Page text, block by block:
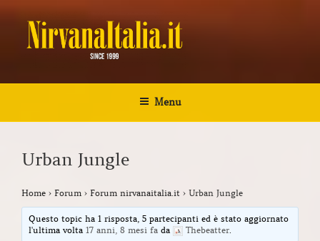
contenuto
NIRVANA ITALIA
Menu
Urban Jungle
Home › Forum › Forum nirvanaitalia.it › Urban Jungle
Questo topic ha 1 risposta, 5 partecipanti ed è stato aggiornato
l'ultima volta17 anni, 8 mesi fa da Thebeatter.